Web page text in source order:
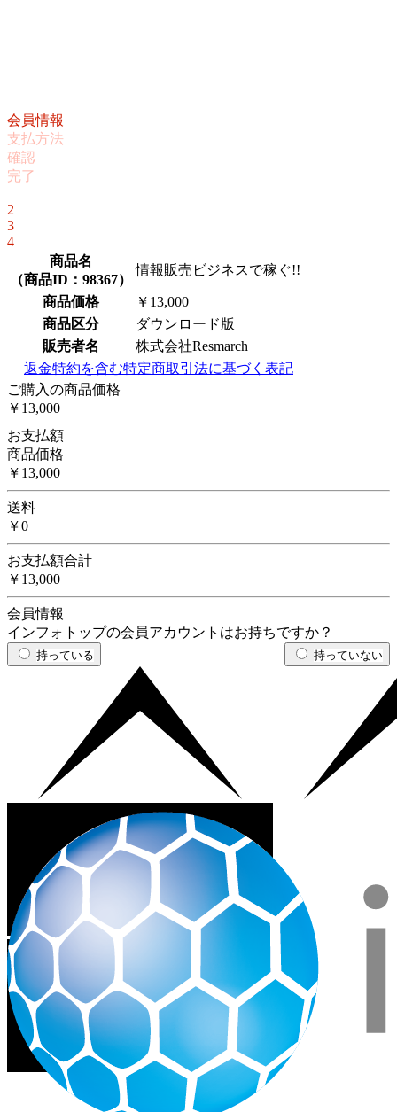
会員情報
支払方法
確認
完了
2
3
4
商品名
（商品ID：98367）
情報販売ビジネスで稼ぐ!!
商品価格
￥13,000
商品区分
ダウンロード版
販売者名
株式会社Resmarch
返金特約を含む特定商取引法に基づく表記
ご購入の商品価格
￥13,000
お支払額
商品価格
￥13,000
送料
￥0
お支払額合計
￥13,000
会員情報
インフォトップの会員アカウントはお持ちですか？
持っている 持っていない